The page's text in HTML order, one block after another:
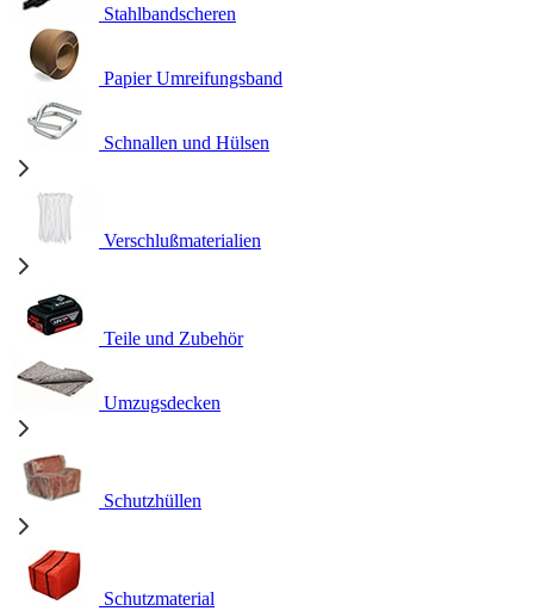
Stahlbandscheren
Papier Umreifungsband
Schnallen und Hülsen
Verschlußmaterialien
Teile und Zubehör
Umzugsdecken
Schutzhüllen
Schutzmaterial